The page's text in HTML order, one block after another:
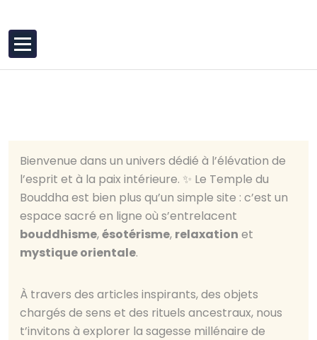
Bienvenue dans un univers dédié à l’élévation de
l’esprit et à la paix intérieure. ✨ Le Temple du
Bouddha est bien plus qu’un simple site : c’est un
espace sacré en ligne où s’entrelacent
bouddhisme,ésotérisme, relaxation et
mystique orientale.
À travers des articles inspirants, des objets
chargés de sens et des rituels ancestraux, nous
t’invitons à explorer la sagesse millénaire de